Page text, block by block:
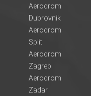
Aerodrom
Dubrovnik
Aerodrom
Split
Aerodrom
Zagreb
Aerodrom
Zadar